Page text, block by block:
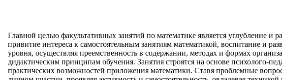
Главной целью факультативных занятий по математике является углубление и
привитие интереса к самостоятельным занятиям математикой, воспитание и
уровня, осуществляя преемственность в содержании, методах и формах
дидактическим принципам обучения. Занятия строятся на основе психолого-
практических возможностей приложения математики. Ставя проблемные